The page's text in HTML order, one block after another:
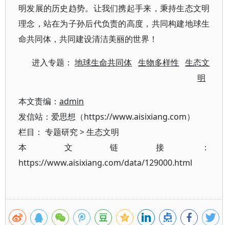
明发展的历史趋势。让我们携起手来，秉持生态文明
理念，站在为子孙后代负责的高度，共同构建地球生
命共同体，共同建设清洁美丽的世界！
进入专题：地球生命共同体 生物多样性
生态文
明
本文责编： admin
发信站：爱思想（https://www.aisixiang.com）
栏目： 专题研究>生态文明
本文链接：
https://www.aisixiang.com/data/129000.html